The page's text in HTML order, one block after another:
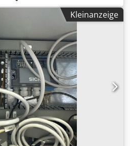
Schaltschranktür. Eine
Credezcfhdjpfx Af Dsf
Kleinanzeige